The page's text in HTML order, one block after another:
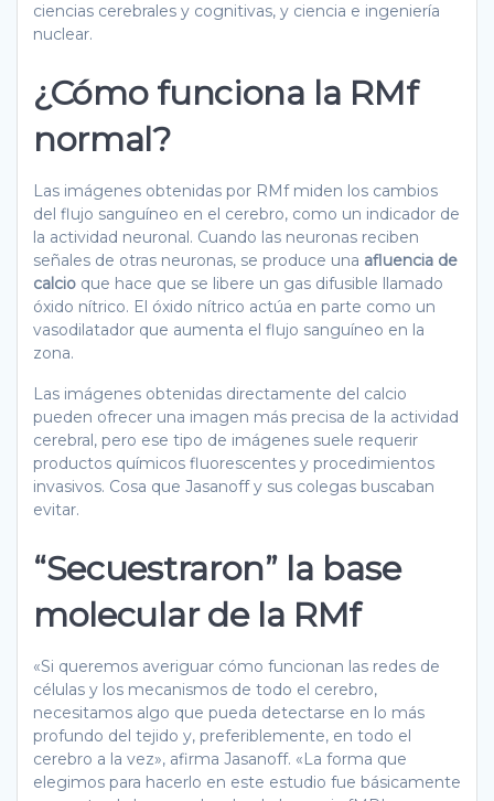
ciencias cerebrales y cognitivas, y ciencia e ingeniería
nuclear.
¿Cómo funciona la RMf
normal?
Las imágenes obtenidas por RMf miden los cambios
del flujo sanguíneo en el cerebro, como un indicador de
la actividad neuronal. Cuando las neuronas reciben
señales de otras neuronas, se produce una afluencia de
calcio que hace que se libere un gas difusible llamado
óxido nítrico. El óxido nítrico actúa en parte como un
vasodilatador que aumenta el flujo sanguíneo en la
zona.
Las imágenes obtenidas directamente del calcio
pueden ofrecer una imagen más precisa de la actividad
cerebral, pero ese tipo de imágenes suele requerir
productos químicos fluorescentes y procedimientos
invasivos. Cosa que Jasanoff y sus colegas buscaban
evitar.
“Secuestraron” la base
molecular de la RMf
«Si queremos averiguar cómo funcionan las redes de
células y los mecanismos de todo el cerebro,
necesitamos algo que pueda detectarse en lo más
profundo del tejido y, preferiblemente, en todo el
cerebro a la vez», afirma Jasanoff. «La forma que
elegimos para hacerlo en este estudio fue básicamente